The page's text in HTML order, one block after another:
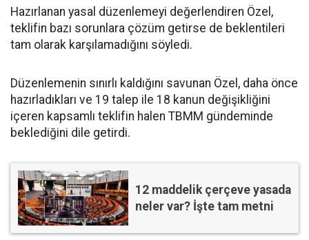
Hazırlanan yasal düzenlemeyi değerlendiren Özel,
teklifin bazı sorunlara çözüm getirse de beklentileri
tam olarak karşılamadığını söyledi.
Düzenlemenin sınırlı kaldığını savunan Özel, daha önce
hazırladıkları ve 19 talep ile 18 kanun değişikliğini
içeren kapsamlı teklifin halen TBMM gündeminde
beklediğini dile getirdi.
12 maddelik çerçeve yasada
neler var? İşte tam metni